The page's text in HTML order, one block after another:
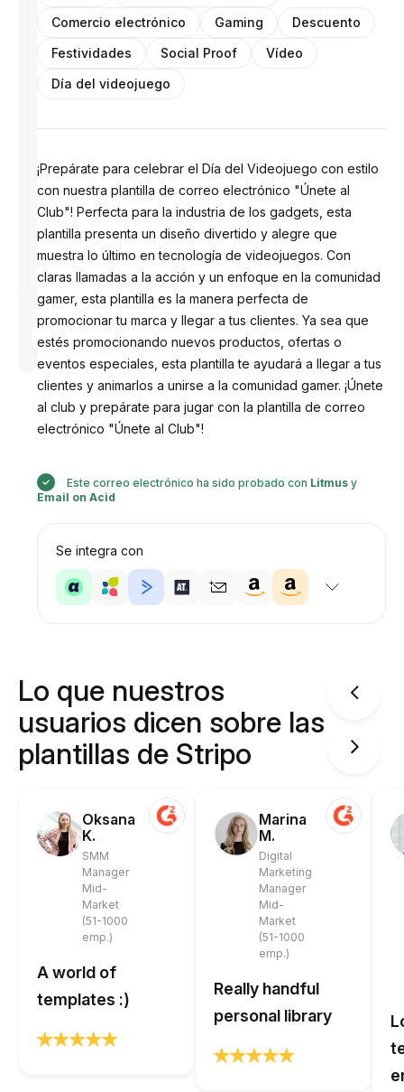
Diseñado
por
Anastasiia
Comercio electrónico
Gaming
Descuento
Festividades
Social Proof
Vídeo
Día del videojuego
¡Prepárate para celebrar el Día del Videojuego con estilo
con nuestra plantilla de correo electrónico "Únete al
Club"! Perfecta para la industria de los gadgets, esta
plantilla presenta un diseño divertido y alegre que
muestra lo último en tecnología de videojuegos. Con
claras llamadas a la acción y un enfoque en la comunidad
gamer, esta plantilla es la manera perfecta de
promocionar tu marca y llegar a tus clientes. Ya sea que
estés promocionando nuevos productos, ofertas o
eventos especiales, esta plantilla te ayudará a llegar a tus
clientes y animarlos a unirse a la comunidad gamer. ¡Únete
al club y prepárate para jugar con la plantilla de correo
electrónico "Únete al Club"!
Este correo electrónico ha sido probado con Litmusy
Email on Acid
Se integra con
Lo que nuestros
usuarios dicen sobre las
plantillas de Stripo
Oksana
K.
SMM
Manager
Mid-
Market
(51-1000
emp.)
A world of
templates :)
Marina
M.
Digital
Marketing
Manager
Mid-
Market
(51-1000
emp.)
Really handful
personal library